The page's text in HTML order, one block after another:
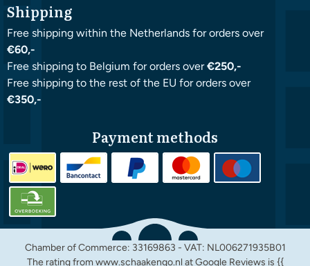
Shipping
Free shipping within the Netherlands for orders over
€60,-
Free shipping to Belgium for orders over€250,-
Free shipping to the rest of the EU for orders over
€350,-
Payment methods
Chamber of Commerce: 33169863 - VAT: NL006271935B01
The rating from www.schaakengo.nl atGoogle Reviews is {{